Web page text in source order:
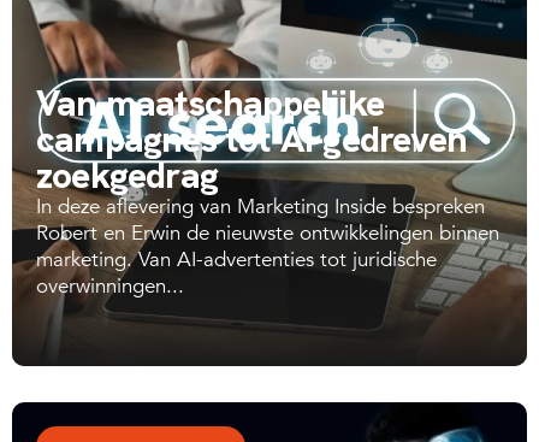
Van maatschappelijke
campagnes tot AI-gedreven
zoekgedrag
In deze aflevering van Marketing Inside bespreken
Robert en Erwin de nieuwste ontwikkelingen binnen
marketing. Van AI-advertenties tot juridische
overwinningen...